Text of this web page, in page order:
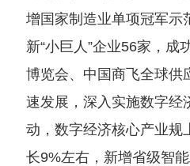
增国家制造业单项冠军示
新“小巨人”企业56家，成
博览会、中国商飞全球供
速发展，深入实施数字经
动，数字经济核心产业规
长9%左右，新增省级智